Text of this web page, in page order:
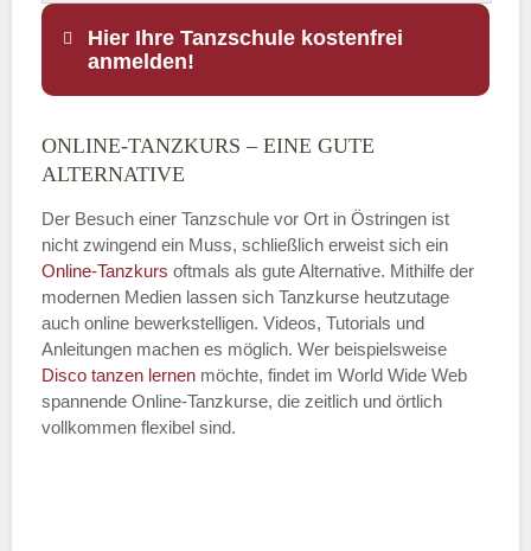
Hier Ihre Tanzschule kostenfrei
anmelden!
Name
E-Mail*
Name der Tanzschule
ONLINE-TANZKURS – EINE GUTE
ALTERNATIVE
Der Besuch einer Tanzschule vor Ort in Östringen ist
nicht zwingend ein Muss, schließlich erweist sich ein
Online-Tanzkurs oftmals als gute Alternative. Mithilfe der
modernen Medien lassen sich Tanzkurse heutzutage
auch online bewerkstelligen. Videos, Tutorials und
Anleitungen machen es möglich. Wer beispielsweise
Disco tanzen lernen möchte, findet im World Wide Web
spannende Online-Tanzkurse, die zeitlich und örtlich
vollkommen flexibel sind.